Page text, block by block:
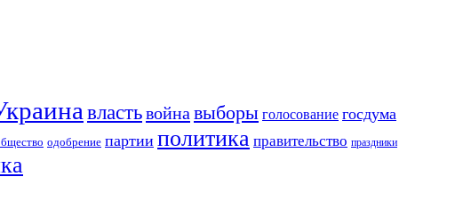
властьвойна выборы голосование госдума
одобрение партии политика правительство праздники